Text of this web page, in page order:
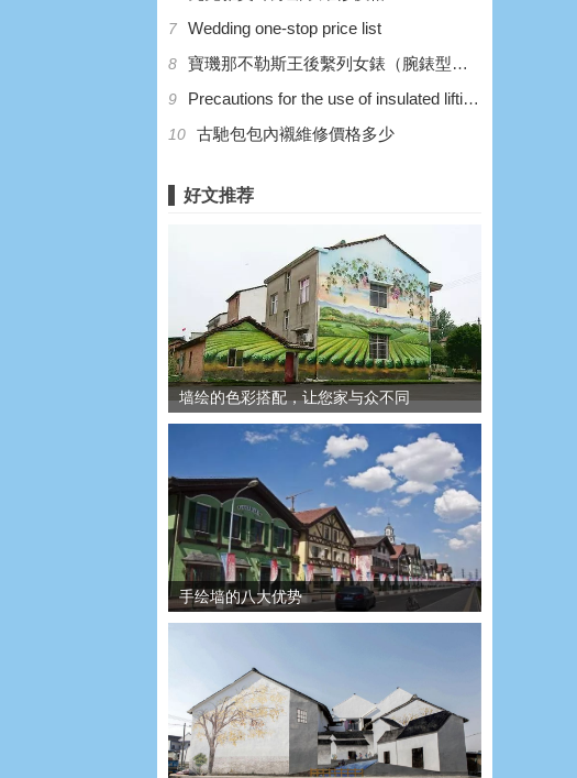
7 Wedding one-stop price list
8 寶璣那不勒斯王後繫列女錶（腕錶型號：8928BB/5P/944 DD0D）
9 Precautions for the use of insulated lifting platform
10 ​古馳包包內襯維修價格多少
好文推荐
墙绘的色彩搭配，让您家与众不同
手绘墙的八大优势